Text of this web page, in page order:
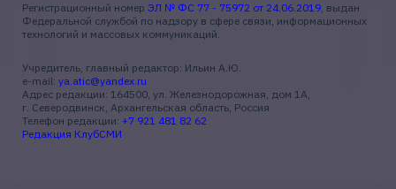
Регистрационный номер ЭЛ № ФС 77 - 75972 от 24.06.2019, выдан
Федеральной службой по надзору в сфере связи, информационных
технологий и массовых коммуникаций.
Учредитель, главный редактор: Ильин А.Ю.
e-mail: ya.atic@yandex.ru
Адрес редакции: 164500, ул. Железнодорожная, дом 1А,
г. Северодвинск, Архангельская область, Россия
Телефон редакции: +7 921 481 82 62
Редакция КлубСМИ